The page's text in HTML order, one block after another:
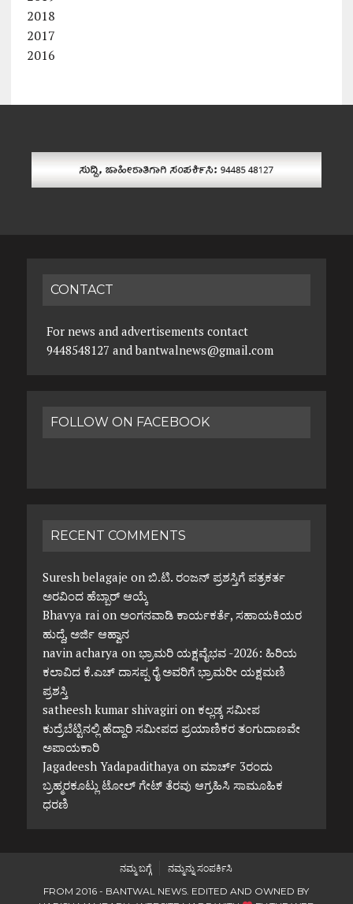
2018
2017
2016
CONTACT
For news and advertisements contact
9448548127 and bantwalnews@gmail.com
FOLLOW ON FACEBOOK
RECENT COMMENTS
Suresh belagaje on ಬಿ.ಟಿ. ರಂಜನ್ ಪ್ರಶಸ್ತಿಗೆ ಪತ್ರಕರ್ತ
ಅರವಿಂದ ಹೆಬ್ಬಾರ್ ಆಯ್ಕೆ
Bhavya raion ಅಂಗನವಾಡಿ ಕಾರ್ಯಕರ್ತೆ, ಸಹಾಯಕಿಯರ
ಹುದ್ದೆ, ಅರ್ಜಿ ಆಹ್ವಾನ
navin acharya on ಭ್ರಾಮರಿ ಯಕ್ಷವೈಭವ -2026: ಹಿರಿಯ
ಕಲಾವಿದ ಕೆ.ಎಚ್ ದಾಸಪ್ಪ ರೈ ಅವರಿಗೆ ಭ್ರಾಮರೀ ಯಕ್ಷಮಣಿ
ಪ್ರಶಸ್ತಿ
satheesh kumar shivagirion ಕಲ್ಲಡ್ಕ ಸಮೀಪ
ಕುದ್ರೆಬೆಟ್ಟಿನಲ್ಲಿ ಹೆದ್ದಾರಿ ಸಮೀಪದ ಪ್ರಯಾಣಿಕರ ತಂಗುದಾಣವೇ
ಅಪಾಯಕಾರಿ
Jagadeesh Yadapadithaya on ಮಾರ್ಚ್ 3ರಂದು
ಬ್ರಹ್ಮರಕೂಟ್ಲು ಟೋಲ್ ಗೇಟ್ ತೆರವು ಆಗ್ರಹಿಸಿ ಸಾಮೂಹಿಕ
ಧರಣಿ
ನಮ್ಮ ಬಗ್ಗೆ
ನಮ್ಮನ್ನು ಸಂಪರ್ಕಿಸಿ
FROM 2016 - BANTWAL NEWS. EDITED AND OWNED BY